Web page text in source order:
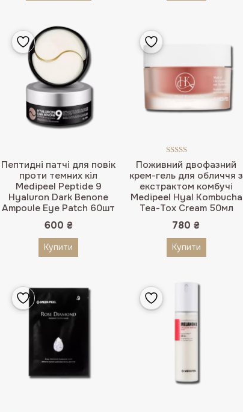
Пептидні патчі для повік
проти темних кіл
Medipeel Peptide 9
Hyaluron Dark Benone
Ampoule Eye Patch 60шт
600 ₴
Купити
Поживний двофазний
крем-гель для обличчя з
екстрактом комбучі
Medipeel Hyal Kombucha
Tea-Tox Cream 50мл
Оцінено в
5.00з 5
780₴
Купити